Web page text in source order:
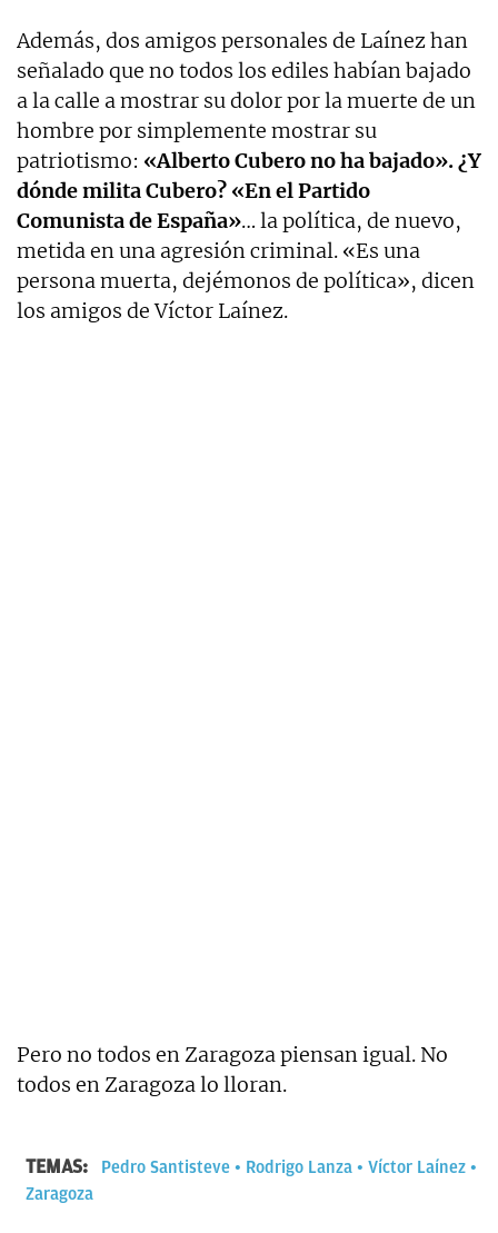
Además, dos amigos personales de Laínez han
señalado que no todos los ediles habían bajado
a la calle a mostrar su dolor por la muerte de un
hombre por simplemente mostrar su
patriotismo: «Alberto Cubero no ha bajado». ¿Y
dónde milita Cubero? «En el Partido
Comunista de España»… la política, de nuevo,
metida en una agresión criminal. «Es una
persona muerta, dejémonos de política», dicen
los amigos de Víctor Laínez.
Pero no todos en Zaragoza piensan igual. No
todos en Zaragoza lo lloran.
TEMAS: Pedro Santisteve Rodrigo Lanza
Víctor Laínez
Zaragoza